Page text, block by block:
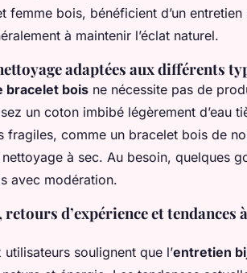
femme bois, bénéficient d’un
à maintenir l’éclat naturel.
adaptées aux différents
bracelet bois ne nécessite pas de
un coton imbibé légèrement d’eau
fragiles, comme un bracelet bois de
à sec. Au besoin, quelques
avec modération.
d’expérience et tendances
soulignent que l’entretien